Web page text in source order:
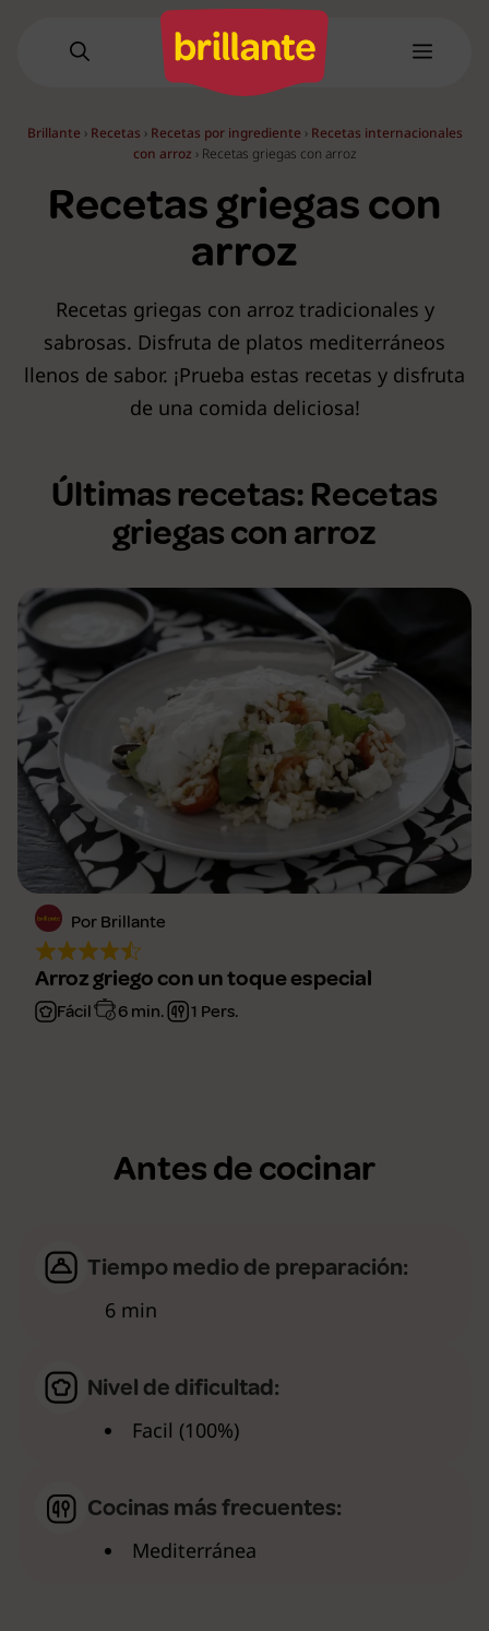
Menú
Brillante › Recetas › Recetas por ingrediente › Recetas internacionales
con arroz › Recetas griegas con arroz
Recetas griegas con
arroz
Recetas griegas con arroz tradicionales y
sabrosas. Disfruta de platos mediterráneos
llenos de sabor. ¡Prueba estas recetas y disfruta
de una comida deliciosa!
Últimas recetas: Recetas
griegas con arroz
Por Brillante
Arroz griego con un toque especial
Fácil 6 min. 1 Pers.
Antes de cocinar
Tiempo medio de preparación:
6 min
Nivel de dificultad:
Facil (100%)
Cocinas más frecuentes:
Mediterránea